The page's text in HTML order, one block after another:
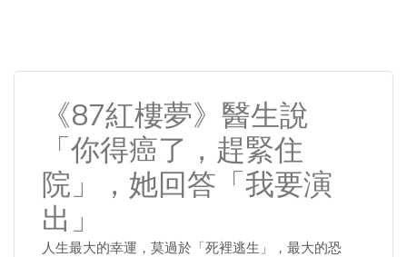
《87紅樓夢》醫生說
「你得癌了，趕緊住
院」，她回答「我要演
出」
人生最大的幸運，莫過於「死裡逃生」，最大的恐